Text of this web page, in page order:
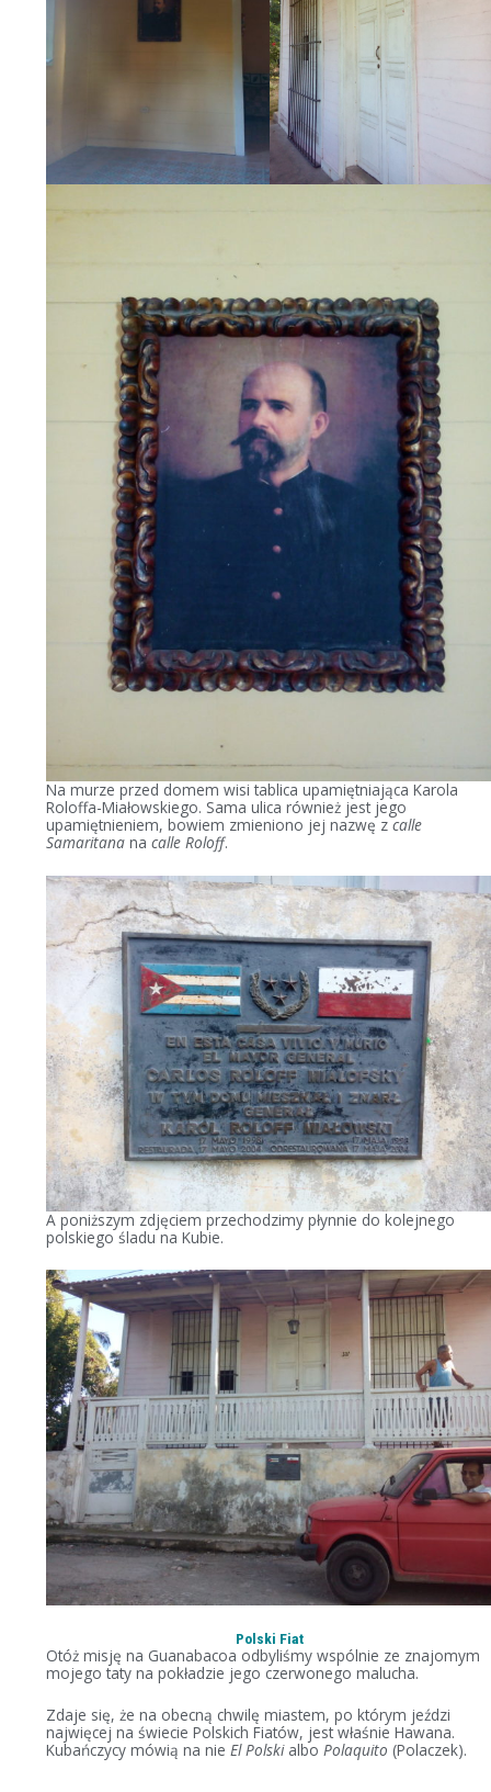
Na murze przed domem wisi tablica upamiętniająca Karola
Roloffa-Miałowskiego. Sama ulica również jest jego
upamiętnieniem, bowiem zmieniono jej nazwę zcalle
Samaritananacalle Roloff.
A poniższym zdjęciem przechodzimy płynnie do kolejnego
polskiego śladu na Kubie.
Polski Fiat
Otóż misję na Guanabacoa odbyliśmy wspólnie ze znajomym
mojego taty na pokładzie jego czerwonego malucha.
Zdaje się, że na obecną chwilę miastem, po którym jeździ
najwięcej na świecie Polskich Fiatów, jest właśnie Hawana.
Kubańczycy mówią na nieEl Polskialbo Polaquito (Polaczek).